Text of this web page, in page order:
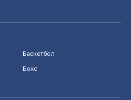
Баскетбол
Бокс